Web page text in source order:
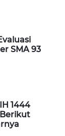
SMA 93
1444